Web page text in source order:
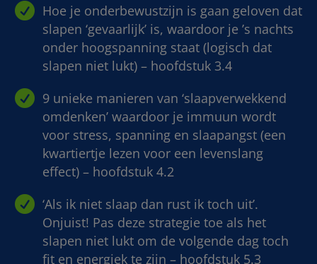
 Hoe je onderbewustzijn is gaan geloven dat
slapen ‘gevaarlijk’ is, waardoor je ’s nachts
onder hoogspanning staat (logisch dat
slapen niet lukt) – hoofdstuk 3.4
 9 unieke manieren van ‘slaapverwekkend
omdenken’ waardoor je immuun wordt
voor stress, spanning en slaapangst (een
kwartiertje lezen voor een levenslang
effect) – hoofdstuk 4.2
 ‘Als ik niet slaap dan rust ik toch uit’.
Onjuist! Pas deze strategie toe als het
slapen niet lukt om de volgende dag toch
fit en energiek te zijn – hoofdstuk 5.3